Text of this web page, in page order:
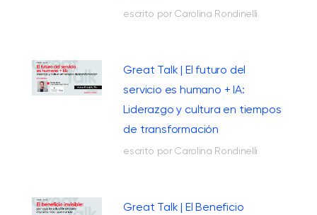
escrito por Carolina Rondinelli
Great Talk | El futuro del
servicio es humano + IA:
Liderazgo y cultura en tiempos
de transformación
escrito por Carolina Rondinelli
Great Talk | El Beneficio